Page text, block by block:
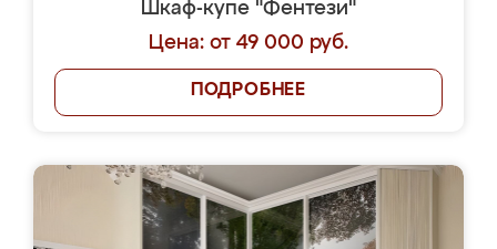
Шкаф-купе "Фентези"
Цена: от 49 000 руб.
ПОДРОБНЕЕ